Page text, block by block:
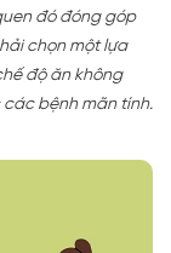
đó đóng góp
chọn một lựa
độ ăn không
bệnh mãn tính.